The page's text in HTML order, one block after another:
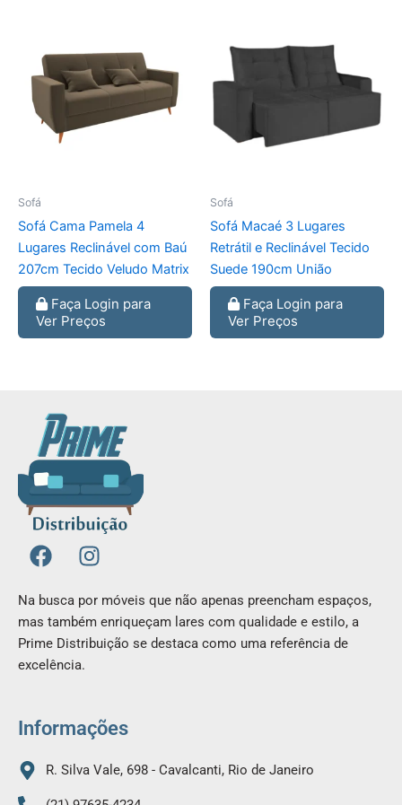
Sofá
Sofá Cama Pamela 4
Lugares Reclinável com Baú
207cm Tecido Veludo Matrix
Faça Login para
Ver Preços
Sofá
Sofá Macaé 3 Lugares
Retrátil e Reclinável Tecido
Suede 190cm União
Faça Login para
Ver Preços
F
a
c
e
b
o
o
I
n
t
a
g
m
Na busca por móveis que não apenas preencham espaços,
mas também enriqueçam lares com qualidade e estilo, a
Prime Distribuição se destaca como uma referência de
excelência.
Informações
R. Silva Vale, 698 - Cavalcanti, Rio de Janeiro